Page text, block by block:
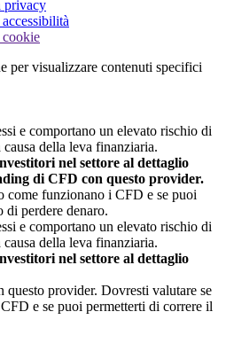
privacy
per visualizzare contenuti specifici
e comportano un elevato rischio di
della leva finanziaria.
nel settore al dettaglio
di CFD con questo provider.
come funzionano i CFD e se puoi
di perdere denaro.
e comportano un elevato rischio di
della leva finanziaria.
nel settore al dettaglio
provider. Dovresti valutare se
e se puoi permetterti di correre il